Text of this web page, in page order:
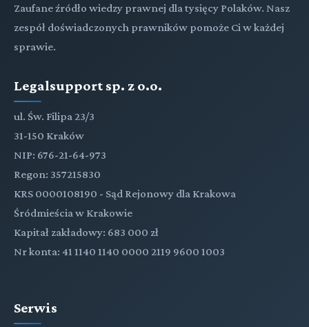
Zaufane źródło wiedzy prawnej dla tysięcy Polaków. Nasz
zespół doświadczonych prawników pomoże Ci w każdej
sprawie.
Legalsupport sp. z o.o.
ul. Św. Filipa 23/3
31-150 Kraków
NIP: 676-21-64-973
Regon: 357215830
KRS 0000108190 - Sąd Rejonowy dla Krakowa
Śródmieścia w Krakowie
Kapitał zakładowy: 683 000 zł
Nr konta: 41 1140 1140 0000 2119 9600 1003
Serwis